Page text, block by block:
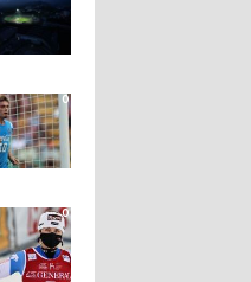
0
0